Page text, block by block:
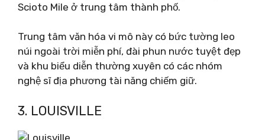
Scioto Mile ở trung tâm thành phố.
Trung tâm văn hóa vi mô này có bức tường leo
núi ngoài trời miễn phí, đài phun nước tuyệt đẹp
và khu biểu diễn thường xuyên có các nhóm
nghệ sĩ địa phương tài năng chiếm giữ.
3. LOUISVILLE